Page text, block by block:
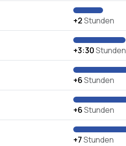
+2Stunden
+3:30Stunden
+6Stunden
+6Stunden
+7Stunden